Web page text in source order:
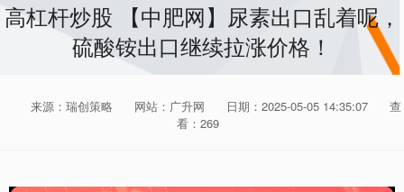
高杠杆炒股 【中肥网】尿素出口乱着呢，
硫酸铵出口继续拉涨价格！
来源：瑞创策略 网站：广升网 日期：2025-05-05 14:35:07
查
看：269